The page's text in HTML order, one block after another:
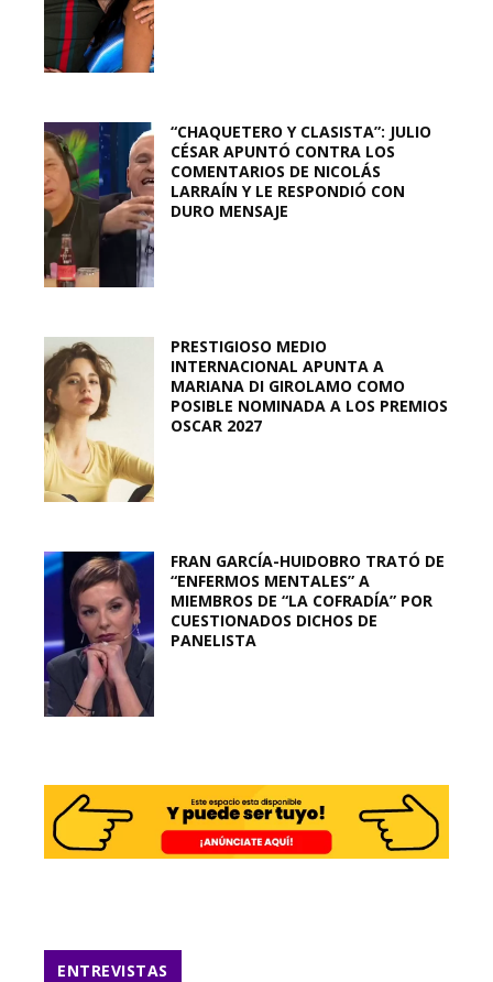
“CHAQUETERO Y CLASISTA”: JULIO
CÉSAR APUNTÓ CONTRA LOS
COMENTARIOS DE NICOLÁS
LARRAÍN Y LE RESPONDIÓ CON
DURO MENSAJE
PRESTIGIOSO MEDIO
INTERNACIONAL APUNTA A
MARIANA DI GIROLAMO COMO
POSIBLE NOMINADA A LOS PREMIOS
OSCAR 2027
FRAN GARCÍA-HUIDOBRO TRATÓ DE
“ENFERMOS MENTALES” A
MIEMBROS DE “LA COFRADÍA” POR
CUESTIONADOS DICHOS DE
PANELISTA
ENTREVISTAS